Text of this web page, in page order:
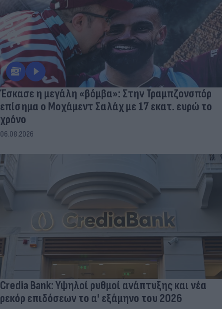
Έσκασε η μεγάλη «βόμβα»: Στην Τραμπζονσπόρ
επίσημα ο Μοχάμεντ Σαλάχ με 17 εκατ. ευρώ το
χρόνο
06.08.2026
Credia Bank: Υψηλοί ρυθμοί ανάπτυξης και νέα
ρεκόρ επιδόσεων το α' εξάμηνο του 2026